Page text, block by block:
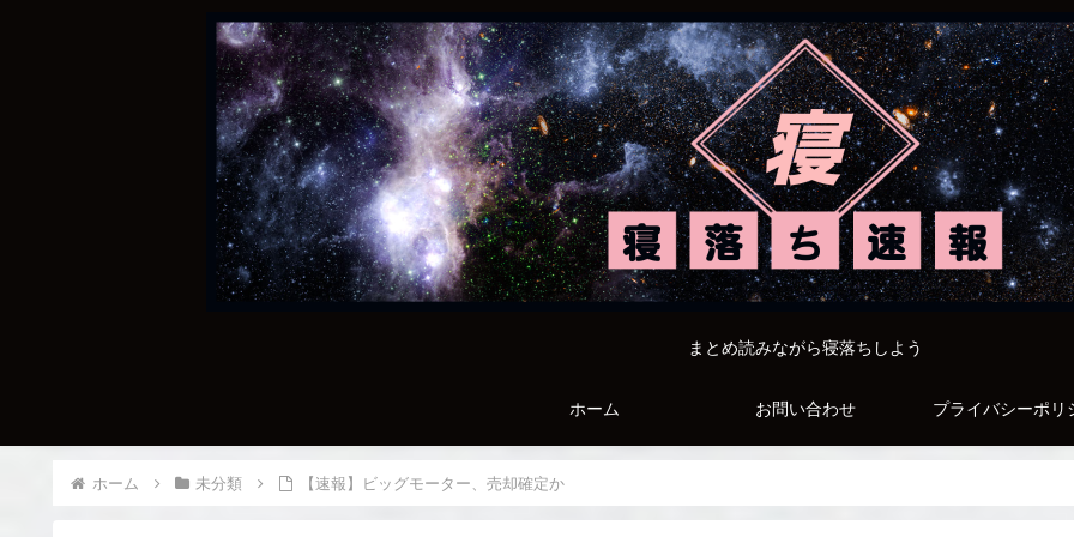
まとめ読みながら寝落ちしよう
ホーム お問い合わせ プライバシーポリ
ホーム 未分類 【速報】ビッグモーター、売却確定か